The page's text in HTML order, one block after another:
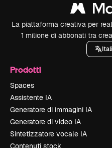
La piattaforma creativa per
1 milione di abbonati tra
Prodotti
Spaces
Assistente IA
Generatore di immagini IA
Generatore di video IA
Sintetizzatore vocale IA
Contenuti stock